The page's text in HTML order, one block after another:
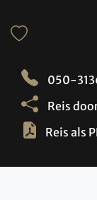
050-
Reis
Reis als